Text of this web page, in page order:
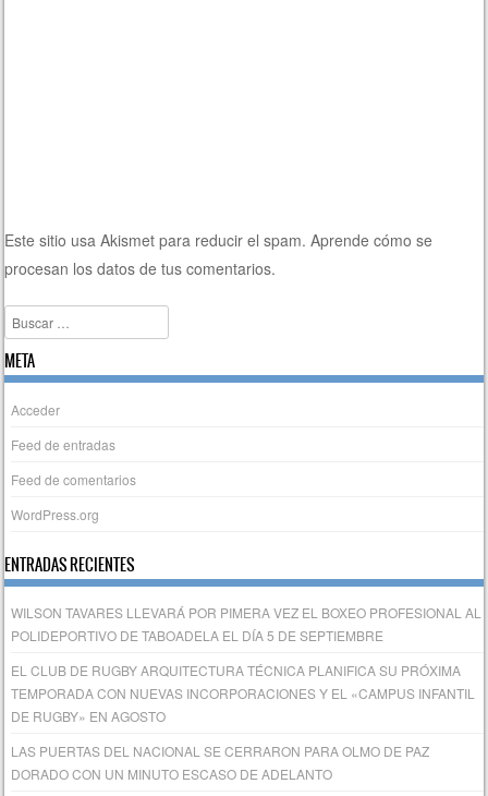
Este sitio usa Akismet para reducir el spam.Aprende cómo se
procesan los datos de tus comentarios.
Buscar
META
Acceder
Feed de entradas
Feed de comentarios
WordPress.org
ENTRADAS RECIENTES
WILSON TAVARES LLEVARÁ POR PIMERA VEZ EL BOXEO PROFESIONAL AL
POLIDEPORTIVO DE TABOADELA EL DÍA 5 DE SEPTIEMBRE
EL CLUB DE RUGBY ARQUITECTURA TÉCNICA PLANIFICA SU PRÓXIMA
TEMPORADA CON NUEVAS INCORPORACIONES Y EL «CAMPUS INFANTIL
DE RUGBY» EN AGOSTO
LAS PUERTAS DEL NACIONAL SE CERRARON PARA OLMO DE PAZ
DORADO CON UN MINUTO ESCASO DE ADELANTO